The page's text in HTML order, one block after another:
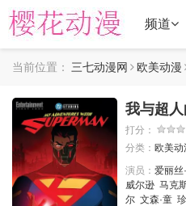
频道
当前位置： 三七动漫网 欧美动漫
我与超
打分：
分类： 欧美动
演员： 爱丽丝
威尔逊 马克
尔 文森·童